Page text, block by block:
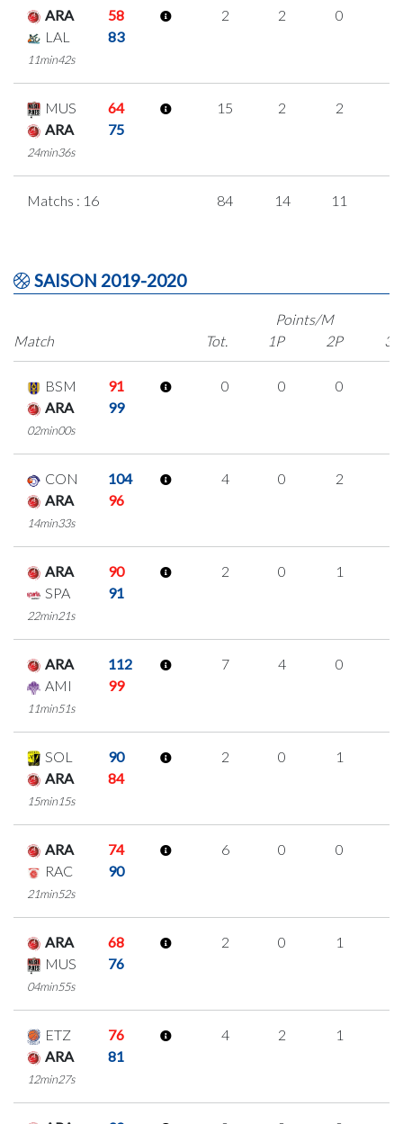
ARA
58
LAL
83
11min42s
2 2 0
MUS
64
ARA
75
24min36s
15 2 2
Matchs : 16 84 14 11
SAISON 2019-2020
Match
Points/M
Tot.
1P 2P 3P
BSM
91
ARA
99
02min00s
0 0 0
CON
104
ARA
96
14min33s
4 0 2
ARA
90
SPA
91
22min21s
2 0 1
ARA
112
AMI
99
11min51s
7 4 0
SOL
90
ARA
84
15min15s
2 0 1
ARA
74
RAC
90
21min52s
6 0 0
ARA
68
MUS
76
04min55s
2 0 1
ETZ
76
ARA
81
12min27s
4 2 1